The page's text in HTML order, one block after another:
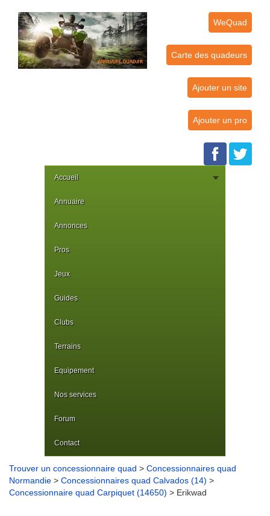
WeQuad
Carte des quadeurs
Ajouter un site
Ajouter un pro
Accueil
Annuaire
Annonces
Pros
Jeux
Guides
Clubs
Terrains
Equipement
Nos services
Forum
Contact
Trouver un concessionnaire quad > Concessionnaires quad
Normandie > Concessionnaires quad Calvados (14) >
Concessionnaire quad Carpiquet (14650) > Erikwad